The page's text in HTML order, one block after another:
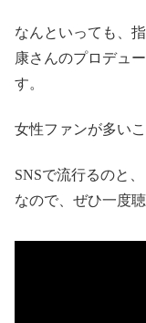
なんといっても、
康さんのプロデュ
す。
女性ファンが多い
SNSで流行るのと
なので、ぜひ一度